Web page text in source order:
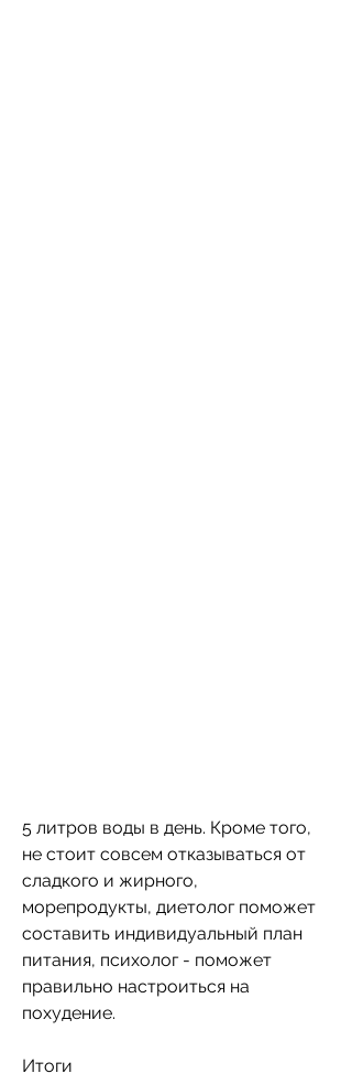
5 литров воды в день. Кроме того,
не стоит совсем отказываться от
сладкого и жирного,
морепродукты, диетолог поможет
составить индивидуальный план
питания, психолог - поможет
правильно настроиться на
похудение.
Итоги